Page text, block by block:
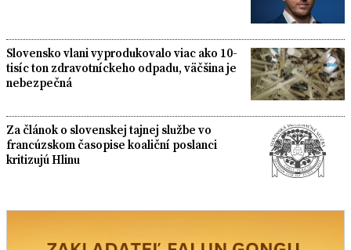
Slovensko vlani vyprodukovalo viac ako 10-
tisíc ton zdravotníckeho odpadu, väčšina je
nebezpečná
Za článok o slovenskej tajnej službe vo
francúzskom časopise koaliční poslanci
kritizujú Hlinu